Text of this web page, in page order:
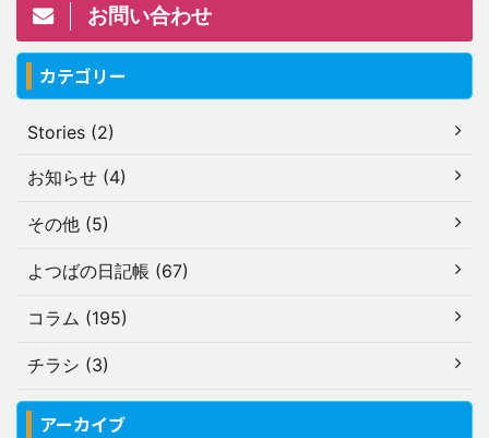
お問い合わせ
カテゴリー
Stories (2)
お知らせ (4)
その他 (5)
よつばの日記帳 (67)
コラム (195)
チラシ (3)
アーカイブ